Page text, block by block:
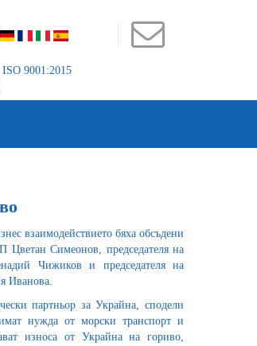
ISO 9001:2015
взаимодействието бяха обсъдени
Цветан Симеонов, председателя на
Чижиков и председателя на
Иванова.
партньор за Украйна, сподели
нужда от морски транспорт и
износа от Украйна на гориво,